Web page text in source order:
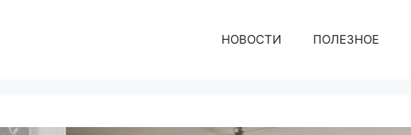
НОВОСТИ ПОЛЕЗНОЕ